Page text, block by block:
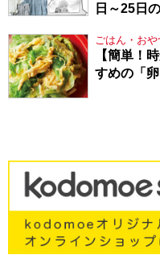
日～25日
ごはん・おや
【簡単！
すめの「